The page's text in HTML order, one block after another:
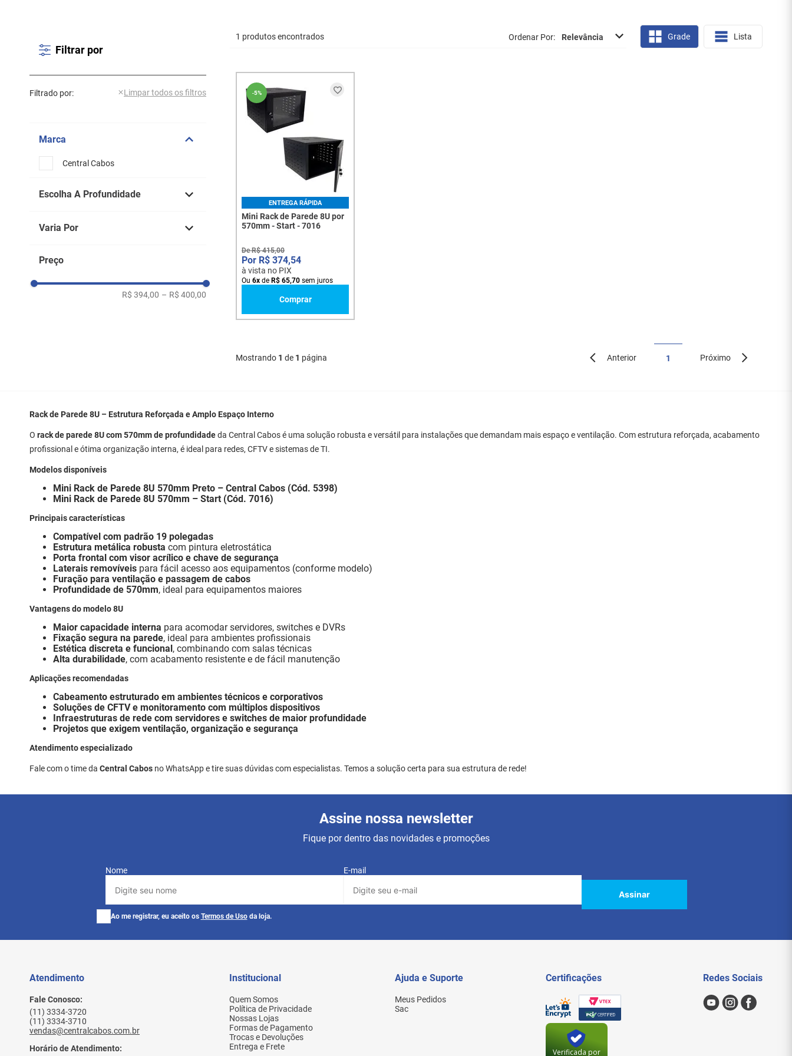
Filtrar por
Filtrado por:
Marca
Central Cabos
Escolha A Profundidade
Varia Por
Profundidade: 570 mm
Preço
R$ 394,00 – R$ 400,00
1 produtos encontrados Ordenar Por Relevância Grade Lista
-5%
ENTREGA RÁPIDA
Mini Rack de Parede 8U por
570mm - Start - 7016
DeR$ 415,00
R$ 374,54
à vista no PIX
Ou 6x de R$ 65,70 sem juros
Comprar
Mostrando 1 de 1 página Anterior 1 Próximo
Rack de Parede 8U – Estrutura Reforçada e Amplo Espaço Interno
O rack de parede 8U com 570mm de profundidadeda Central Cabos é uma solução robusta e versátil para instalações que demandam mais espaço e ventilação. Com estrutura reforçada, acabamento
profissional e ótima organização interna, é ideal para redes, CFTV e sistemas de TI.
Modelos disponíveis
Mini Rack de Parede 8U 570mm Preto – Central Cabos (Cód. 5398)
Mini Rack de Parede 8U 570mm – Start (Cód. 7016)
Principais características
Compatível com padrão 19 polegadas
Estrutura metálica robusta com pintura eletrostática
Porta frontal com visor acrílico e chave de segurança
Laterais removíveis para fácil acesso aos equipamentos (conforme modelo)
Furação para ventilação e passagem de cabos
Profundidade de 570mm, ideal para equipamentos maiores
Vantagens do modelo 8U
Maior capacidade interna para acomodar servidores, switches e DVRs
Fixação segura na parede, ideal para ambientes profissionais
Estética discreta e funcional, combinando com salas técnicas
Alta durabilidade, com acabamento resistente e de fácil manutenção
Aplicações recomendadas
Cabeamento estruturado em ambientes técnicos e corporativos
Soluções de CFTV e monitoramento com múltiplos dispositivos
Infraestruturas de rede com servidores e switches de maior profundidade
Projetos que exigem ventilação, organização e segurança
Atendimento especializado
Fale com o time da Central Cabos no WhatsApp e tire suas dúvidas com especialistas. Temos a solução certa para sua estrutura de rede!
Assine nossa newsletter
Fique por dentro das novidades e promoções
Nome E-mail
Assinar
Ao me registrar, eu aceito os Termos de Uso da loja.
Atendimento
Fale Conosco:
(11) 3334-3720
(11) 3334-3710
vendas@centralcabos.com.br
Horário de Atendimento:
Institucional
Quem Somos
Política de Privacidade
Nossas Lojas
Formas de Pagamento
Trocas e Devoluções
Entrega e Frete
Ajuda e Suporte
Meus Pedidos
Sac
Certificações
Verificada por
Redes Sociais